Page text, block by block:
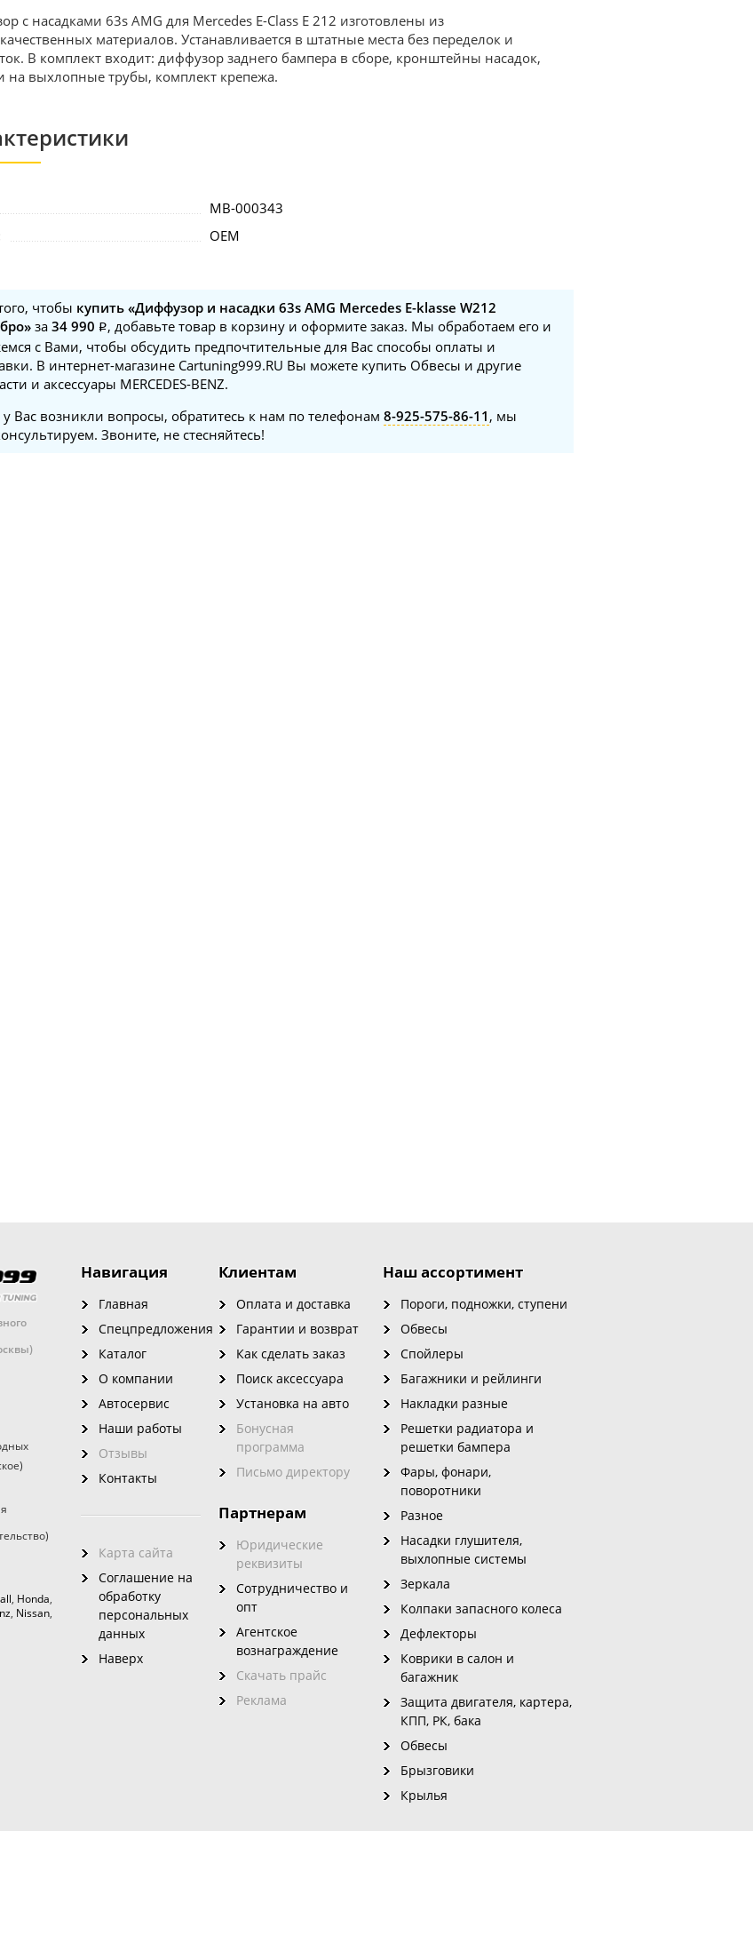
с насадками 63s AMG для Mercedes E-Class E 212 изготовлены из
материалов. Устанавливается в штатные места без переделок и
В комплект входит: диффузор заднего бампера в сборе, кронштейны насадок,
на выхлопные трубы, комплект крепежа.
MB-000343
OEM
чтобы купить «Диффузор и насадки 63s AMG Mercedes E-klasse W212
за 34 990
, добавьте товар в корзину и оформите заказ. Мы обработаем его и
с Вами, чтобы обсудить предпочтительные для Вас способы оплаты и
В интернет-магазине Cartuning999.RU Вы можете купить Обвесы и другие
и аксессуары MERCEDES-BENZ.
у Вас возникли вопросы, обратитесь к нам по телефонам 8-925-575-86-11 , мы
Звоните, не стесняйтесь!
, Honda,
, Nissan,
Наш ассортимент
Пороги, подножки, ступени
Обвесы
Спойлеры
Багажники и рейлинги
Накладки разные
Решетки радиатора и
решетки бампера
Фары, фонари,
поворотники
Разное
Насадки глушителя,
выхлопные системы
Зеркала
Колпаки запасного колеса
Дефлекторы
Коврики в салон и
багажник
Защита двигателя, картера,
КПП, РК, бака
Обвесы
Брызговики
Крылья
Навигация
Главная
Спецпредложения
Каталог
О компании
Автосервис
Наши работы
Отзывы
Контакты
Карта сайта
Соглашение на
обработку
персональных
данных
Наверх
Клиентам
Оплата и доставка
Гарантии и возврат
Как сделать заказ
Поиск аксессуара
Установка на авто
Бонусная
программа
Письмо директору
Партнерам
Юридические
реквизиты
Сотрудничество и
опт
Агентское
вознаграждение
Скачать прайс
Реклама